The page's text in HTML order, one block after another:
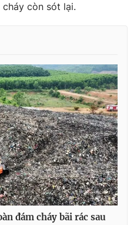
còn sót lại.
đám cháy bãi rác sau